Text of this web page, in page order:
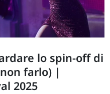
lo spin-off di
farlo) |
2025